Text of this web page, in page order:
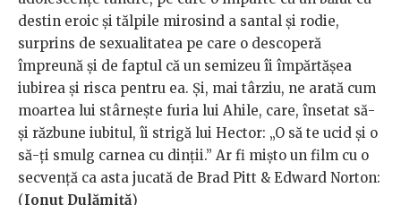
destin eroic şi tălpile mirosind a santal şi rodie,
surprins de sexualitatea pe care o descoperă
împreună şi de faptul că un semizeu îi împărtăşea
iubirea şi risca pentru ea. Şi, mai târziu, ne arată cum
moartea lui stârneşte furia lui Ahile, care, însetat să-
şi răzbune iubitul, îi strigă lui Hector: „O să te ucid şi o
să-ţi smulg carnea cu dinţii.” Ar fi mişto un film cu o
secvenţă ca asta jucată de Brad Pitt & Edward Norton:
(Ionuț Dulămiță)